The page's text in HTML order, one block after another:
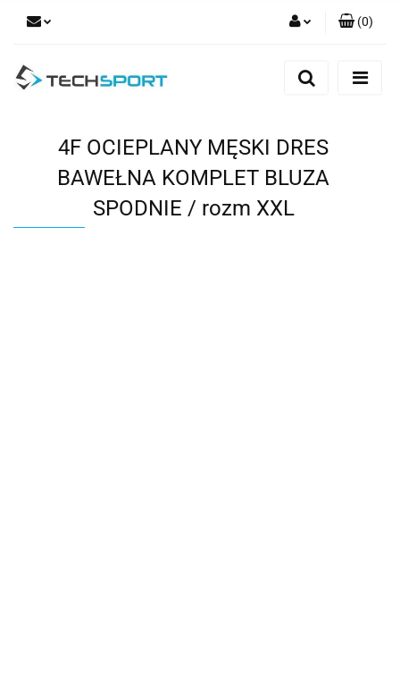
Zaloguj się
(0)
4F OCIEPLANY MĘSKI DRES
BAWEŁNA KOMPLET BLUZA
SPODNIE / rozm XXL